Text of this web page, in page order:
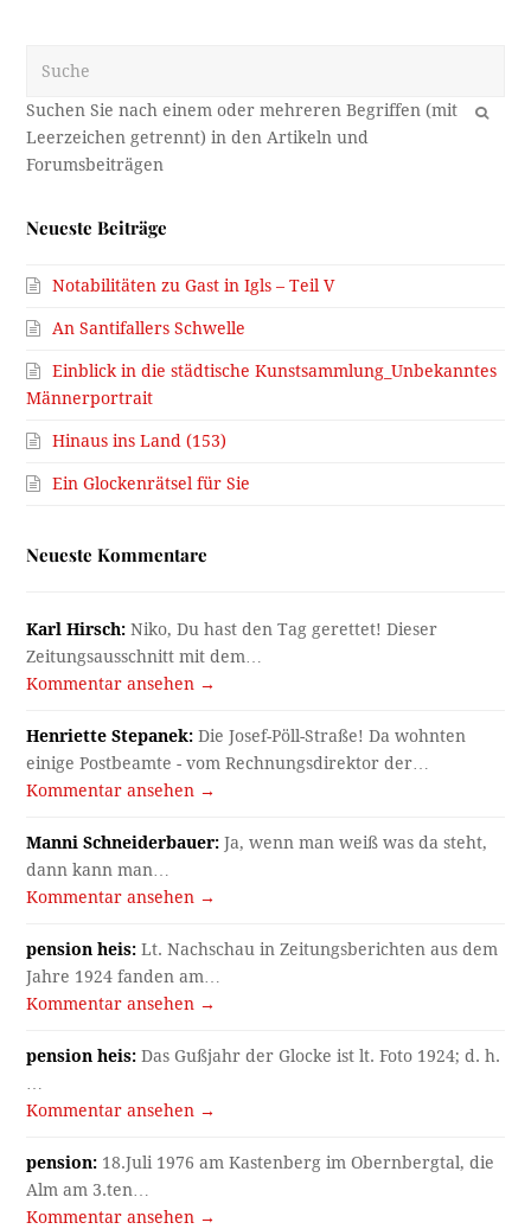
OK
Neueste Beiträge
Notabilitäten zu Gast in Igls – Teil V
An Santifallers Schwelle
Einblick in die städtische Kunstsammlung_Unbekanntes
Männerportrait
Hinaus ins Land (153)
Ein Glockenrätsel für Sie
Neueste Kommentare
Karl Hirsch: Niko, Du hast den Tag gerettet! Dieser
Zeitungsausschnitt mit dem…
Kommentar ansehen →
Henriette Stepanek: Die Josef-Pöll-Straße! Da wohnten
einige Postbeamte - vom Rechnungsdirektor der…
Kommentar ansehen →
Manni Schneiderbauer: Ja, wenn man weiß was da steht,
dann kann man…
Kommentar ansehen →
pension heis: Lt. Nachschau in Zeitungsberichten aus dem
Jahre 1924 fanden am…
Kommentar ansehen →
pension heis: Das Gußjahr der Glocke ist lt. Foto 1924; d. h.
…
Kommentar ansehen →
pension: 18.Juli 1976 am Kastenberg im Obernbergtal, die
Alm am 3.ten…
Kommentar ansehen →